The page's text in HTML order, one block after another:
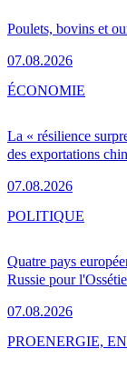
Poulets, bovins et
07.08.2026
La « résilience
des exportations
07.08.2026
ÉCONOMIE
Quatre pays
Russie pour
07.08.2026
POLITIQUE
PROENERGIE,